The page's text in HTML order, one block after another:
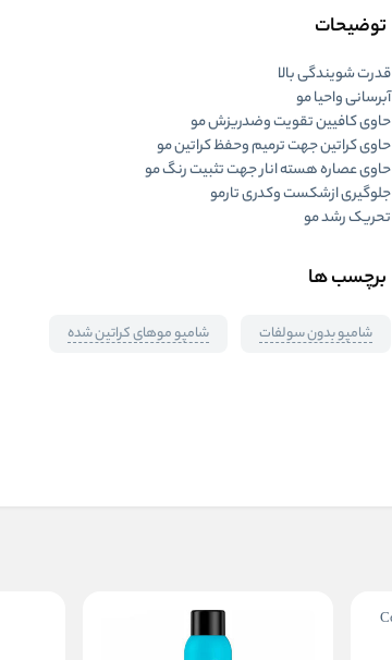
توضیحات
قدرت شویندگی بالا
آبرسانی واحیا مو
حاوی کافیین تقویت وضدریزش مو
حاوی کراتین جهت ترمیم وحفظ کراتین مو
حاوی عصاره هسته انار جهت تثبیت رنگ مو
جلوگیری ازشکست وکدری تارمو
تحریک رشد مو
برچسب ها
شامپو بدون سولفات شامپو موهای کراتین شده